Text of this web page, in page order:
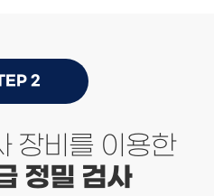
2
장비를 이용한
정밀 검사